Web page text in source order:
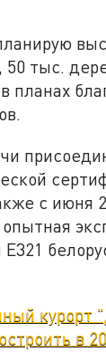
50 тыс.
планах
с июня
курорт
в